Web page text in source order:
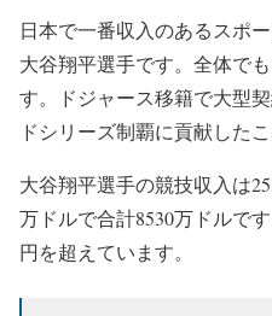
日本で一番収入のあるスポ
大谷翔平選手です。全体で
す。ドジャース移籍で大型
ドシリーズ制覇に貢献した
大谷翔平選手の競技収入は
万ドルで合計8530万ドルで
円を超えています。